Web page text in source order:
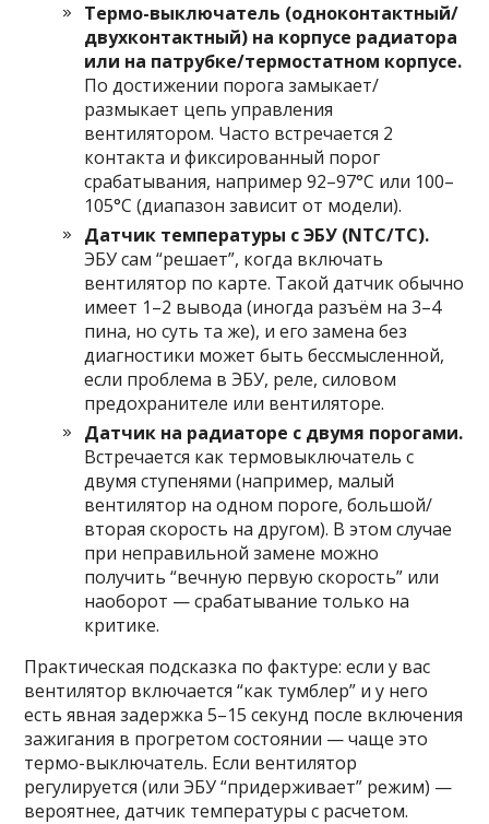
Термо-выключатель (одноконтактный/
двухконтактный) на корпусе радиатора
или на патрубке/термостатном корпусе.
По достижении порога замыкает/
размыкает цепь управления
вентилятором. Часто встречается 2
контакта и фиксированный порог
срабатывания, например 92–97°C или 100–
105°C (диапазон зависит от модели).
Датчик температуры с ЭБУ (NTC/ТС).
ЭБУ сам “решает”, когда включать
вентилятор по карте. Такой датчик обычно
имеет 1–2 вывода (иногда разъём на 3–4
пина, но суть та же), и его замена без
диагностики может быть бессмысленной,
если проблема в ЭБУ, реле, силовом
предохранителе или вентиляторе.
Датчик на радиаторе с двумя порогами.
Встречается как термовыключатель с
двумя ступенями (например, малый
вентилятор на одном пороге, большой/
вторая скорость на другом). В этом случае
при неправильной замене можно
получить “вечную первую скорость” или
наоборот — срабатывание только на
критике.
Практическая подсказка по фактуре: если у вас
вентилятор включается “как тумблер” и у него
есть явная задержка 5–15 секунд после включения
зажигания в прогретом состоянии — чаще это
термо-выключатель. Если вентилятор
регулируется (или ЭБУ “придерживает” режим) —
вероятнее, датчик температуры с расчетом.